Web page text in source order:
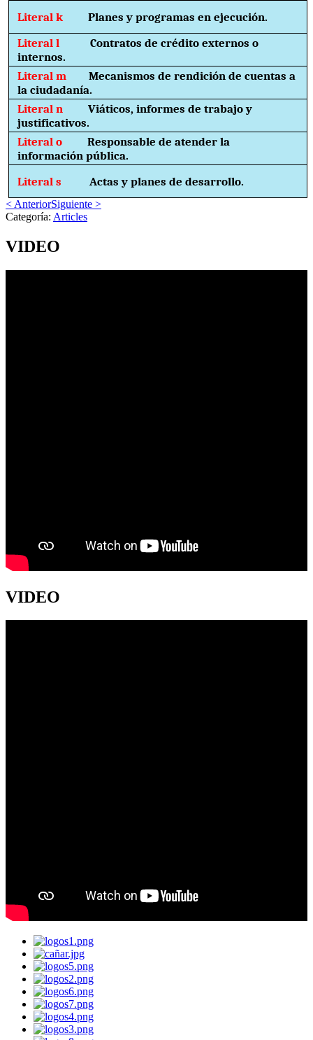
Literal kPlanes y programas en ejecución.
Literal lContratos de crédito externos o
internos.
Literal mMecanismos de rendición de cuentas a
la ciudadanía.
Literal nViáticos, informes de trabajo y
justificativos.
Literal oResponsable de atender la
información pública.
Literal s Actas y planes de desarrollo.
< AnteriorSiguiente >
Categoría: Articles
VIDEO
VIDEO